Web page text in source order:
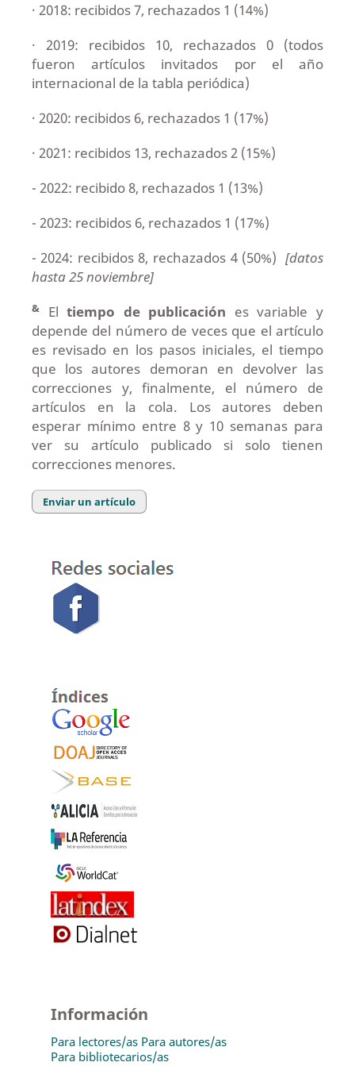
· 2018: recibidos 7, rechazados 1 (14%)
· 2019: recibidos 10, rechazados 0 (todos
fueron artículos invitados por el año
internacional de la tabla periódica)
· 2020: recibidos 6, rechazados 1 (17%)
· 2021: recibidos 13, rechazados 2 (15%)
- 2022: recibido 8, rechazados 1 (13%)
- 2023: recibidos 6, rechazados 1 (17%)
- 2024: recibidos 8, rechazados 4 (50%) [datos
hasta 25 noviembre]
&Eltiempo de publicación es variable y
depende del número de veces que el artículo
es revisado en los pasos iniciales, el tiempo
que los autores demoran en devolver las
correcciones y, finalmente, el número de
artículos en la cola. Los autores deben
esperar mínimo entre 8 y 10 semanas para
ver su artículo publicado si solo tienen
correcciones menores.
Enviar un artículo
Información
Para lectores/as Para autores/as
Para bibliotecarios/as